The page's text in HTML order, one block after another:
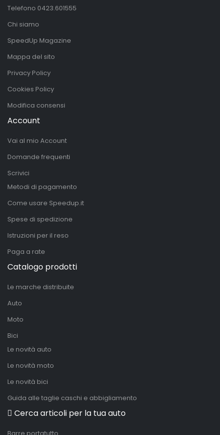
Telefono 0423.601555
Chi siamo
SpeedUp Magazine
Mappa del sito
Privacy Policy
Cookies Policy
Modifica consensi
Account
Vai al mio Account
Domande frequenti
Scrivici
Metodi di pagamento
Come usare Speedup.it
Spese di spedizione
Istruzioni per il reso
Paga a rate
Catalogo prodotti
Le marche distribuite
Auto
Moto
Bici
Le novità auto
Le novità moto
Le novità bici
Guida alle taglie caschi e abbigliamento
Cerca articoli per la tua auto